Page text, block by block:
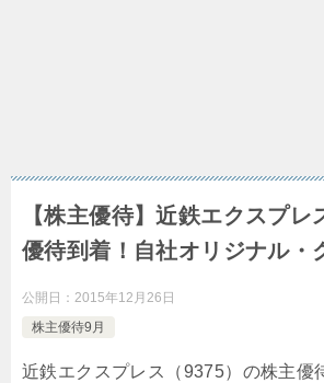
【株主優待】近鉄エクスプレ
優待到着！自社オリジナル・
公開日： 2015年12月26日
株主優待9月
近鉄エクスプレス（9375）の株主優